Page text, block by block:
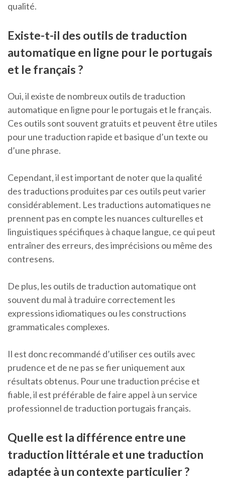
qualité.
Existe-t-il des outils de traduction
automatique en ligne pour le portugais
et le français ?
Oui, il existe de nombreux outils de traduction
automatique en ligne pour le portugais et le français.
Ces outils sont souvent gratuits et peuvent être utiles
pour une traduction rapide et basique d’un texte ou
d’une phrase.
Cependant, il est important de noter que la qualité
des traductions produites par ces outils peut varier
considérablement. Les traductions automatiques ne
prennent pas en compte les nuances culturelles et
linguistiques spécifiques à chaque langue, ce qui peut
entraîner des erreurs, des imprécisions ou même des
contresens.
De plus, les outils de traduction automatique ont
souvent du mal à traduire correctement les
expressions idiomatiques ou les constructions
grammaticales complexes.
Il est donc recommandé d’utiliser ces outils avec
prudence et de ne pas se fier uniquement aux
résultats obtenus. Pour une traduction précise et
fiable, il est préférable de faire appel à un service
professionnel de traduction portugais français.
Quelle est la différence entre une
traduction littérale et une traduction
adaptée à un contexte particulier ?